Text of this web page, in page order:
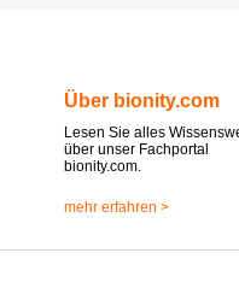
Über bionity.com
Lesen Sie alles
über unser Fachportal
bionity.com.
mehr erfahren >